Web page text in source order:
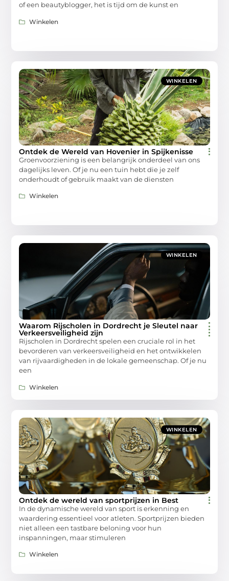
of een beautyblogger, het is tijd om de kunst en
Winkelen
WINKELEN
Ontdek de Wereld van Hovenier in Spijkenisse
Groenvoorziening is een belangrijk onderdeel van ons
dagelijks leven. Of je nu een tuin hebt die je zelf
onderhoudt of gebruik maakt van de diensten
Winkelen
WINKELEN
Waarom Rijscholen in Dordrecht je Sleutel naar
Verkeersveiligheid zijn
Rijscholen in Dordrecht spelen een cruciale rol in het
bevorderen van verkeersveiligheid en het ontwikkelen
van rijvaardigheden in de lokale gemeenschap. Of je nu
een
Winkelen
WINKELEN
Ontdek de wereld van sportprijzen in Best
In de dynamische wereld van sport is erkenning en
waardering essentieel voor atleten. Sportprijzen bieden
niet alleen een tastbare beloning voor hun
inspanningen, maar stimuleren
Winkelen